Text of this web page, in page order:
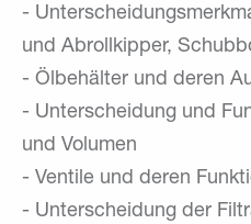
-
und Abrollkipper,
- Ölbehälter und deren
- Unterscheidung und
und Volumen
- Ventile und deren
- Unterscheidung der